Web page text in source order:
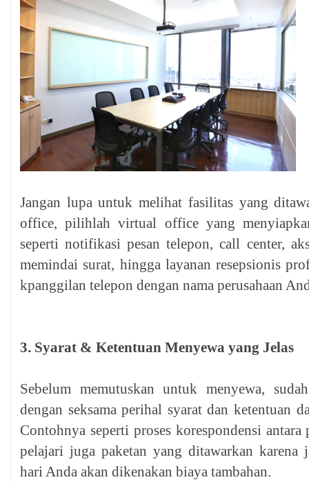
Jangan lupa untuk melihat fasilitas yang
office, pilihlah virtual office yang
seperti notifikasi pesan telepon, call center,
memindai surat, hingga layanan resepsionis
kpanggilan telepon dengan nama perusahaan
3. Syarat & Ketentuan Menyewa yang Jelas
Sebelum memutuskan untuk menyewa,
dengan seksama perihal syarat dan ketentuan
Contohnya seperti proses korespondensi antara
pelajari juga paketan yang ditawarkan karena
hari Anda akan dikenakan biaya tambahan.